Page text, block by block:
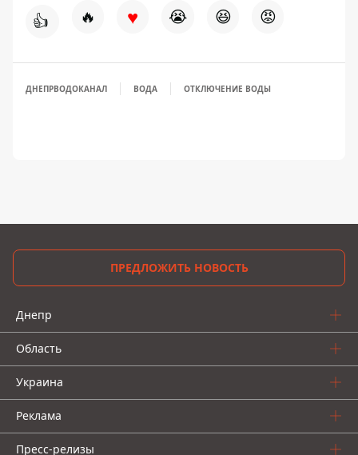
👍 🔥 ♥ 😭 😆 😡
ДНЕПРВОДОКАНАЛ ВОДА ОТКЛЮЧЕНИЕ ВОДЫ
ПРЕДЛОЖИТЬ НОВОСТЬ
Днепр
Область
Украина
Реклама
Пресс-релизы